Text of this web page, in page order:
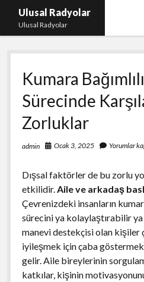
Ulusal Radyolar
Ulusal Radyolar
Ana Başlık: Discord
Instagram Beğeni Kazanma
Liste
Sayfa Listesi
Spotify Dinlenme Atma
Kumara
Sürecinde
Zorluklar
admin Ocak 3, 2025 Yorumlar
Dışsal faktörler de bu zorlu
etkilidir.Aile ve arkadaş
Çevrenizdeki insanların
sürecini ya kolaylaştırabilir
manevi destekçisi olan kişiler
iyileşmek için çaba
gelir. Aile bireylerinin
katkılar, kişinin